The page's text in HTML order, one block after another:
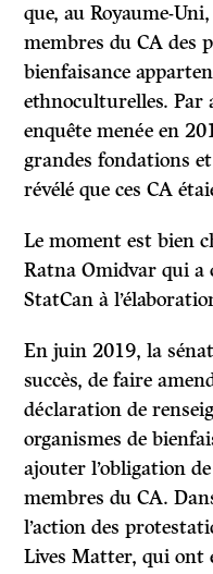
que, au Royaume-
membres du CA des
bienfaisance
ethnoculturelles. Par
enquête menée en
grandes fondations
révélé que ces CA
Le moment est bien
Ratna Omidvar qui a
StatCan à
En juin 2019, la
succès, de faire
déclaration de
organismes de
ajouter l’obligation
membres du CA.
l’action des
Lives Matter, qui ont